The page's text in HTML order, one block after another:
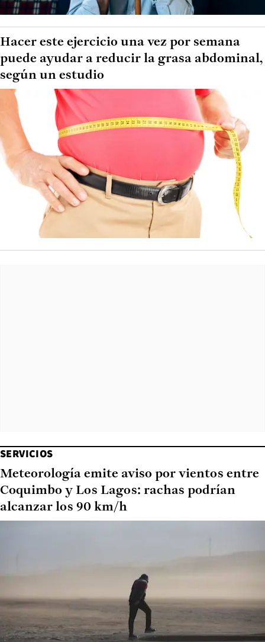
Hacer este ejercicio una vez por semana
puede ayudar a reducir la grasa abdominal,
según un estudio
SERVICIOS
Meteorología emite aviso por vientos entre
Coquimbo y Los Lagos: rachas podrían
alcanzar los 90 km/h